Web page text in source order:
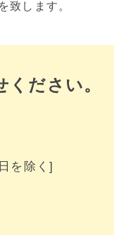
致します。
ください。
を除く]